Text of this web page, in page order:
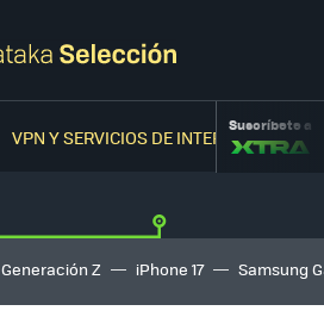
VPN Y SERVICIOS DE INTERNETSuscríbete a
Generación Z iPhone 17 Samsung